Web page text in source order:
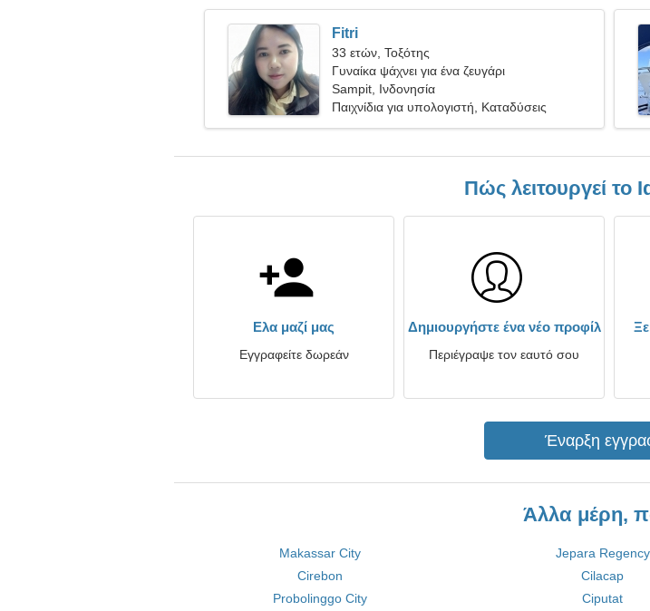
Fitri
33 ετών, Τοξότης
Γυναίκα ψάχνει για ένα ζευγάρι
Sampit, Ινδονησία
Παιχνίδια για υπολογιστή, Καταδύσεις
Πώς λειτουργεί το
Ελα μαζί μας
Εγγραφείτε δωρεάν
Δημιουργήστε ένα νέο προφίλ
Περιέγραψε τον εαυτό σου
Έναρξη
Άλλα μέρη,
Makassar City Jepara Regency
Cirebon
Cilacap
Probolinggo City
Ciputat